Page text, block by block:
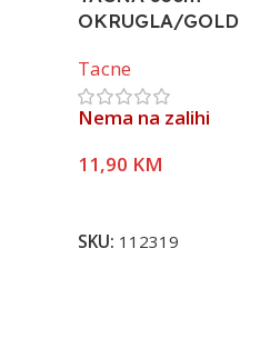
OKRUGLA/GOLD
Tacne
Nema na zalihi
11,90 KM
SKU: 112319